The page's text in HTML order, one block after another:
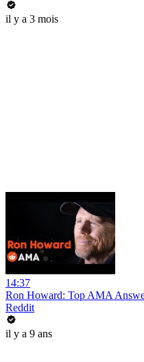
il y a 3 mois
14:37
Ron Howard: Top AMA
Reddit
il y a 9 ans